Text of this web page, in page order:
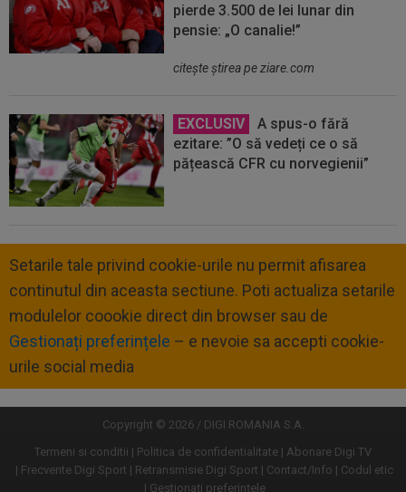
pierde 3.500 de lei lunar din
pensie: „O canalie!”
citeşte ştirea pe ziare.com
EXCLUSIV
A spus-o fără
ezitare: ”O să vedeți ce o să
pățească CFR cu norvegienii”
Setarile tale privind cookie-urile nu permit afisarea
continutul din aceasta sectiune. Poti actualiza setarile
modulelor coookie direct din browser sau de
Gestionați preferințele – e nevoie sa accepti cookie-
urile social media
Copyright © 2026 / DIGI ROMANIA S.A.
Termeni si conditii
Politica de confidentialitate
Abonare Digi TV
Frecvente Digi Sport
Retransmisie Digi Sport Contact/Info
Codul etic
Gestionați preferințele